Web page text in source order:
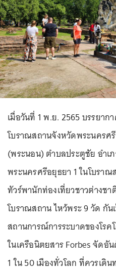
เมื่อวันที่ 1 พ.ย. 2565 บรรยาก
โบราณสถานจังหวัดพระนครศ
(พระนอน) ตำบลประตูชัย อำเ
พระนครศรีอยุธยา 1 ในโบราณ
ทัวร์พานักท่องเที่ยวชาวต่างชา
โบราณสถาน ไหว้พระ 9 วัด กั
สถานการณ์การระบาดของโร
ในเครือนิตยสาร Forbes จัดอั
1 ใน 50 เมืองทั่วโลก ที่ควรเดิ